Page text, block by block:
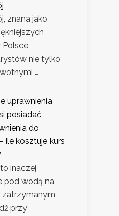
znana jako
nie tylko
…
uprawnienia
posiadać
do
Ile kosztuje kurs
inaczej
pod wodą na
przy